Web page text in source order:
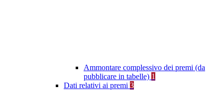
Ammontare complessivo dei premi (da
pubblicare in tabelle) 1
Dati relativi ai premi 3